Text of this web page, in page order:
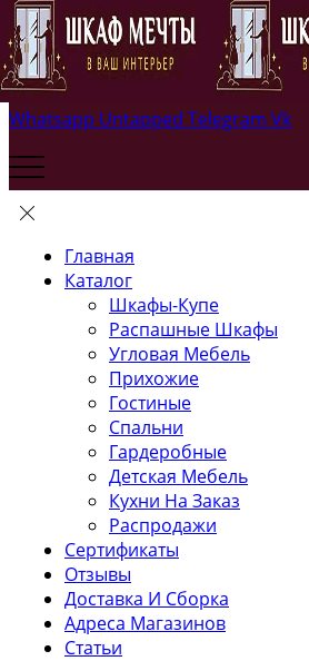
Whatsapp Untapped Telegram Vk
Главная
Каталог
Шкафы-Купе
Распашные Шкафы
Угловая Мебель
Прихожие
Гостиные
Спальни
Гардеробные
Детская Мебель
Кухни На Заказ
Распродажи
Сертификаты
Отзывы
Доставка И Сборка
Адреса Магазинов
Статьи